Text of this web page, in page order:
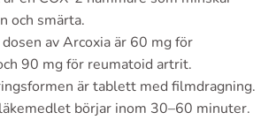
och smärta.
av Arcoxia är 60 mg för
90 mg för reumatoid artrit.
är tablett med filmdragning.
börjar inom 30–60 minuter.